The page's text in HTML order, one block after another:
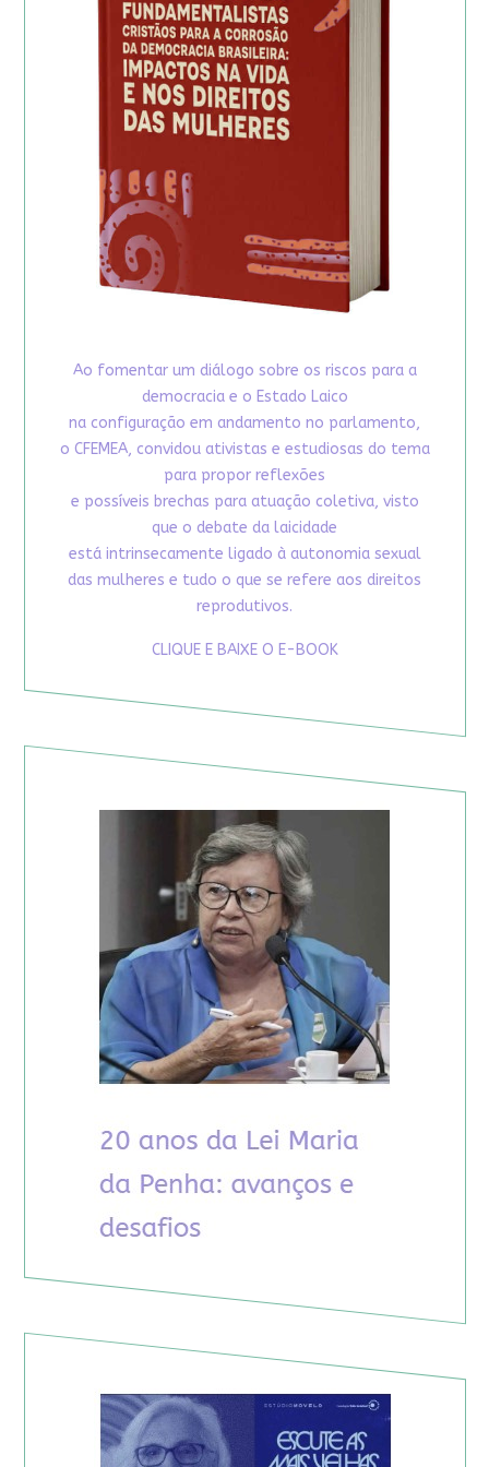
Ao fomentar um diálogo sobre os riscos para a
democracia e o Estado Laico
na configuração em andamento no parlamento,
o CFEMEA, convidou ativistas e estudiosas do tema
para propor reflexões
e possíveis brechas para atuação coletiva, visto
que o debate da laicidade
está intrinsecamente ligado à autonomia sexual
das mulheres e tudo o que se refere aos direitos
reprodutivos.
CLIQUE E BAIXE O E-BOOK